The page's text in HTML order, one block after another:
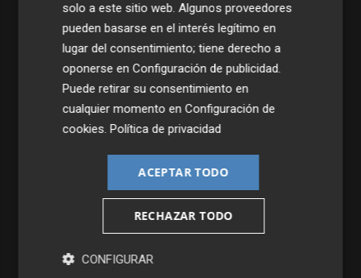
solo a este sitio web. Algunos proveedores
pueden basarse en el interés legítimo en
lugar del consentimiento; tiene derecho a
oponerse enConfiguración de publicidad.
Puede retirar su consentimiento en
cualquier momento enConfiguración de
cookies.Política de privacidad
ACEPTAR TODO
RECHAZAR TODO
CONFIGURAR